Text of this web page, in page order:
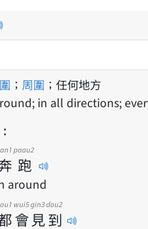
； 周圍 ；任何地方
in all directions;
跑
paau2
around
會
wui5
見
gin3
到
dou2